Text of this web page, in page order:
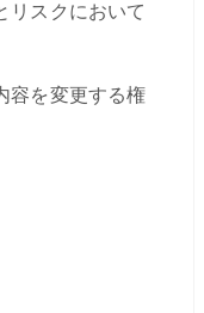
リスクにおいて
容を変更する権